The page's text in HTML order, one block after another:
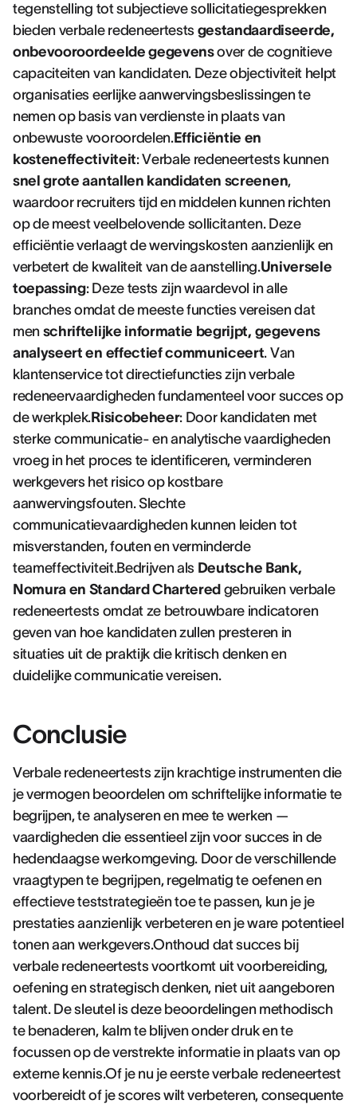
tegenstelling tot subjectieve sollicitatiegesprekken
bieden verbale redeneertests gestandaardiseerde,
onbevooroordeelde gegevensover de cognitieve
capaciteiten van kandidaten. Deze objectiviteit helpt
organisaties eerlijke aanwervingsbeslissingen te
nemen op basis van verdienste in plaats van
onbewuste vooroordelen.Efficiëntie en
kosteneffectiviteit: Verbale redeneertests kunnen
snel grote aantallen kandidaten screenen,
waardoor recruiters tijd en middelen kunnen richten
op de meest veelbelovende sollicitanten. Deze
efficiëntie verlaagt de wervingskosten aanzienlijk en
verbetert de kwaliteit van de aanstelling.Universele
toepassing: Deze tests zijn waardevol in alle
branches omdat de meeste functies vereisen dat
men schriftelijke informatie begrijpt, gegevens
analyseert en effectief communiceert. Van
klantenservice tot directiefuncties zijn verbale
redeneervaardigheden fundamenteel voor succes op
de werkplek.Risicobeheer: Door kandidaten met
sterke communicatie- en analytische vaardigheden
vroeg in het proces te identificeren, verminderen
werkgevers het risico op kostbare
aanwervingsfouten. Slechte
communicatievaardigheden kunnen leiden tot
misverstanden, fouten en verminderde
teameffectiviteit.Bedrijven als Deutsche Bank,
Nomura en Standard Chartered gebruiken verbale
redeneertests omdat ze betrouwbare indicatoren
geven van hoe kandidaten zullen presteren in
situaties uit de praktijk die kritisch denken en
duidelijke communicatie vereisen.
Conclusie
Verbale redeneertests zijn krachtige instrumenten die
je vermogen beoordelen om schriftelijke informatie te
begrijpen, te analyseren en mee te werken —
vaardigheden die essentieel zijn voor succes in de
hedendaagse werkomgeving. Door de verschillende
vraagtypen te begrijpen, regelmatig te oefenen en
effectieve teststrategieën toe te passen, kun je je
prestaties aanzienlijk verbeteren en je ware potentieel
tonen aan werkgevers.Onthoud dat succes bij
verbale redeneertests voortkomt uit voorbereiding,
oefening en strategisch denken, niet uit aangeboren
talent. De sleutel is deze beoordelingen methodisch
te benaderen, kalm te blijven onder druk en te
focussen op de verstrekte informatie in plaats van op
externe kennis.Of je nu je eerste verbale redeneertest
voorbereidt of je scores wilt verbeteren, consequente